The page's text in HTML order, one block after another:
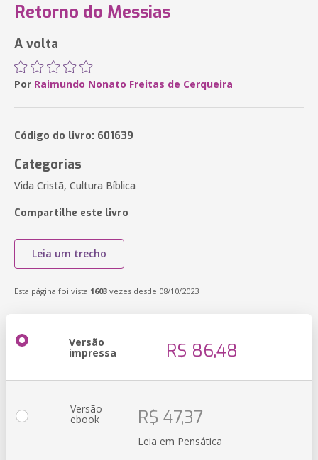
Retorno do Messias
A volta
Por Raimundo Nonato Freitas de Cerqueira
Código do livro: 601639
Categorias
Vida Cristã, Cultura Bíblica
Compartilhe este livro
Leia um trecho
Esta página foi vista 1603 vezes desde 08/10/2023
Versão
impressa R$ 86,48
Versão
ebook R$ 47,37
Leia em Pensática